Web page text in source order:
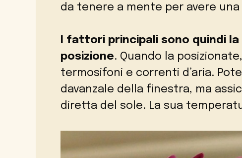
da tenere a mente per avere una
I fattori principali sono quindi
posizione. Quando la
termosifoni e correnti d’aria.
davanzale della finestra, ma
diretta del sole. La sua